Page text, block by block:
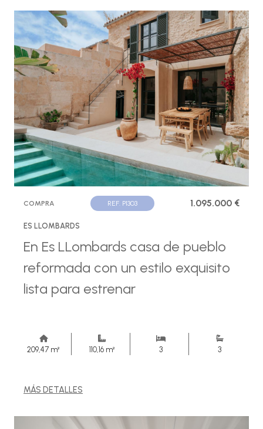
COMPRA REF. P1303 1.095.000 €
ES LLOMBARDS
En Es LLombards casa de pueblo
reformada con un estilo exquisito
lista para estrenar
209,47 m² 110,16 m² 3 3
MÁS DETALLES